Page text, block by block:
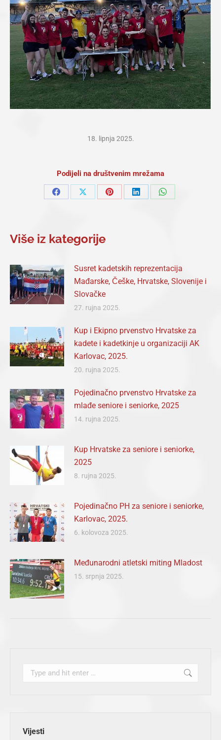
18. lipnja 2025.
Podijeli na društvenim mrežama
Share
Share
Share
Share
Share
Više iz kategorije
Susret kadetskih reprezentacija
Mađarske, Češke, Hrvatske, Slovenije i
Slovačke
27. rujna 2025.
Kup i Ekipno prvenstvo Hrvatske za
kadete i kadetkinje u organizaciji AK
Karlovac, 2025.
20. rujna 2025.
Pojedinačno prvenstvo Hrvatske za
mlađe seniore i seniorke, 2025
14. rujna 2025.
Kup Hrvatske za seniore i seniorke,
2025
8. rujna 2025.
Pojedinačno PH za seniore i seniorke,
Karlovac, 2025.
6. kolovoza 2025.
Međunarodni atletski miting Mladost
15. srpnja 2025.
Search:
Vijesti